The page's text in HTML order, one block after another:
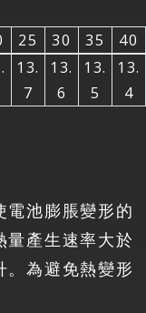
25 30 35
40
13.
7
13.
6
13.
5
13.
4
電池膨脹變形的
量產生速率大於
。為避免熱變形